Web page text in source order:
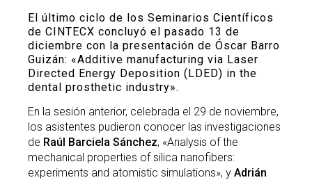
El último ciclo de los Seminarios Científicos
de CINTECX concluyó el pasado 13 de
diciembre con la presentación de Óscar Barro
Guizán: «Additive manufacturing via Laser
Directed Energy Deposition (LDED) in the
dental prosthetic industry».
En la sesión anterior, celebrada el 29 de noviembre,
los asistentes pudieron conocer las investigaciones
de Raúl Barciela Sánchez, «Analysis of the
mechanical properties of silica nanofibers:
experiments and atomistic simulations», y Adrián